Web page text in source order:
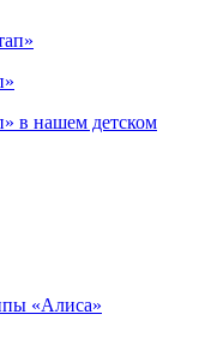
в нашем детском
«Алиса»